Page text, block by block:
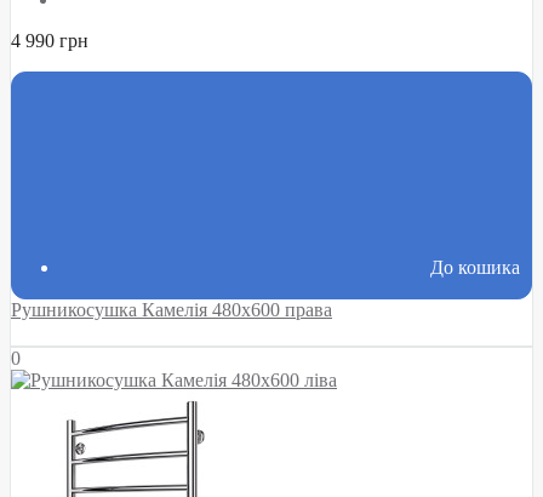
4 990 грн
До кошика
Рушникосушка Камелія 480х600 права
0